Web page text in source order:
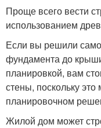
Проще всего вести
использованием
Если вы решили
фундамента до
планировкой, вам
стены, поскольку
планировочном
Жилой дом может